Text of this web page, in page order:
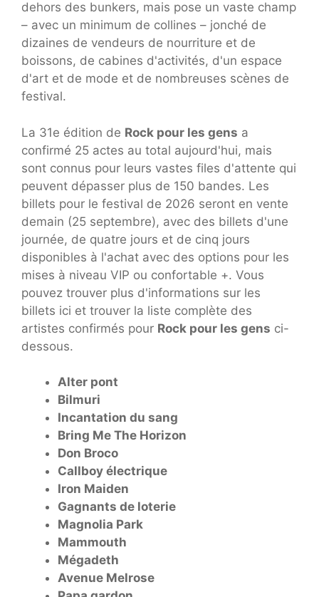
dehors des bunkers, mais pose un vaste champ
– avec un minimum de collines – jonché de
dizaines de vendeurs de nourriture et de
boissons, de cabines d'activités, d'un espace
d'art et de mode et de nombreuses scènes de
festival.
La 31e édition de Rock pour les gens a
confirmé 25 actes au total aujourd'hui, mais
sont connus pour leurs vastes files d'attente qui
peuvent dépasser plus de 150 bandes. Les
billets pour le festival de 2026 seront en vente
demain (25 septembre), avec des billets d'une
journée, de quatre jours et de cinq jours
disponibles à l'achat avec des options pour les
mises à niveau VIP ou confortable +. Vous
pouvez trouver plus d'informations sur les
billets ici et trouver la liste complète des
artistes confirmés pour Rock pour les gens ci-
dessous.
Alter pont
Bilmuri
Incantation du sang
Bring Me The Horizon
Don Broco
Callboy électrique
Iron Maiden
Gagnants de loterie
Magnolia Park
Mammouth
Mégadeth
Avenue Melrose